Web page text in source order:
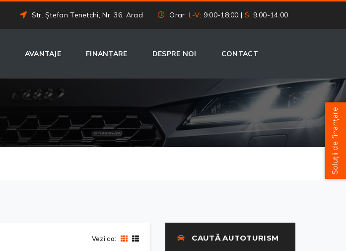
Str. Ștefan Tenetchi, Nr. 36, Arad Orar:L-V: 9:00-18:00 | S: 9:00-14:00
AVANTAJE FINANȚARE DESPRE NOI CONTACT
Vezi ca: CAUTĂ AUTOTURISM
Soluții de finanțare